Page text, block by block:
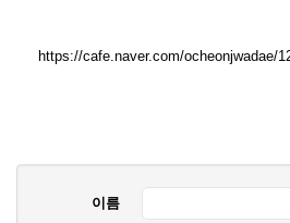
https://cafe.naver.com/ocheonjwadae/
이름